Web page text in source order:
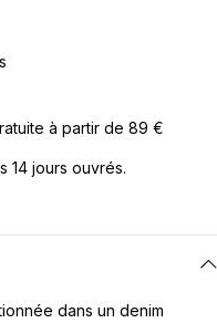
à partir de 89 €
14 jours ouvrés.
dans un denim